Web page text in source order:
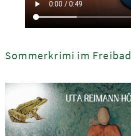
Sommerkrimi im Freibad